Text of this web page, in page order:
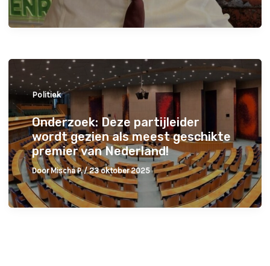
Politiek
Onderzoek: Deze partijleider
wordt gezien als meest geschikte
premier van Nederland!
DoorMischa P./23 oktober 2025